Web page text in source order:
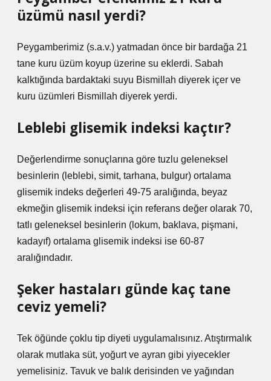
üzümü nasıl yerdi?
Peygamberimiz (s.a.v.) yatmadan önce bir bardağa 21
tane kuru üzüm koyup üzerine su eklerdi. Sabah
kalktığında bardaktaki suyu Bismillah diyerek içer ve
kuru üzümleri Bismillah diyerek yerdi.
Leblebi glisemik indeksi kaçtır?
Değerlendirme sonuçlarına göre tuzlu geleneksel
besinlerin (leblebi, simit, tarhana, bulgur) ortalama
glisemik indeks değerleri 49-75 aralığında, beyaz
ekmeğin glisemik indeksi için referans değer olarak 70,
tatlı geleneksel besinlerin (lokum, baklava, pişmani,
kadayıf) ortalama glisemik indeksi ise 60-87
aralığındadır.
Şeker hastaları günde kaç tane
ceviz yemeli?
Tek öğünde çoklu tip diyeti uygulamalısınız. Atıştırmalık
olarak mutlaka süt, yoğurt ve ayran gibi yiyecekler
yemelisiniz. Tavuk ve balık derisinden ve yağından